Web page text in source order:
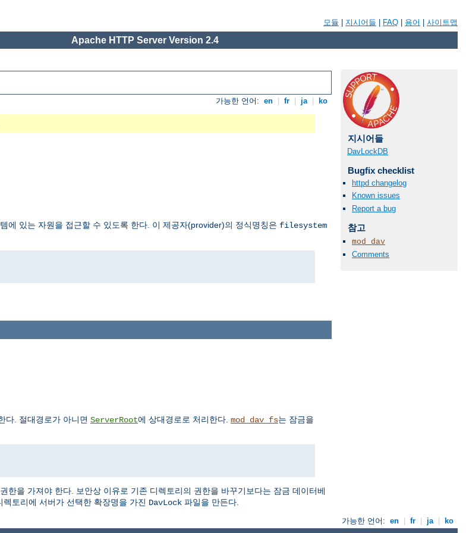
모듈 지시어들 FAQ 용어 사이트맵
Apache HTTP Server Version 2.4
가능한 언어: en fr ja ko
에 있는 자원을 접근할 수 있도록 한다. 이 제공자(provider)의 정식명칭은 filesystem
지시어들
DavLockDB
Bugfix checklist
httpd changelog
Known issues
Report a bug
참고
mod_dav
Comments
다. 절대경로가 아니면 ServerRoot에 상대경로로 처리한다. mod_dav_fs는 잠금을
한을 가져야 한다. 보안상 이유로 기존 디렉토리의 권한을 바꾸기보다는 잠금 데이터베
렉토리에 서버가 선택한 확장명을 가진 DavLock 파일을 만든다.
가능한 언어: en fr ja ko